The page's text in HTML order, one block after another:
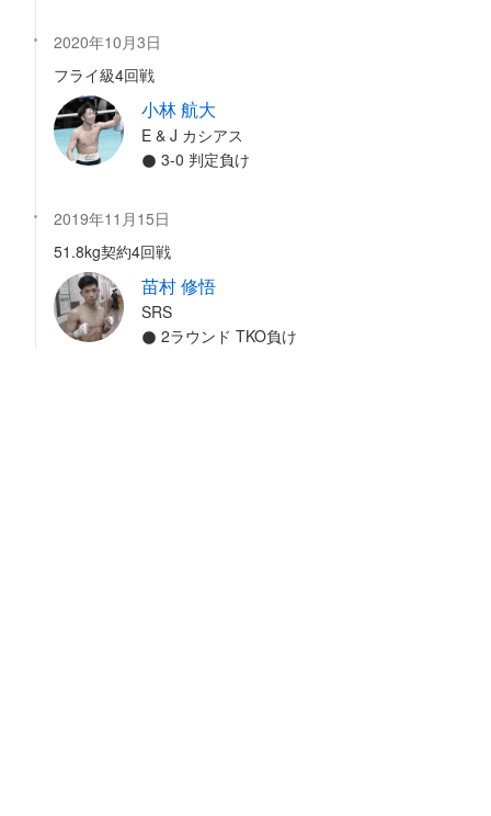
2020年10月3日
フライ級4回戦
小林 航大
E & J カシアス
3-0 判定負け
2019年11月15日
51.8kg契約4回戦
苗村 修悟
SRS
2ラウンド TKO負け